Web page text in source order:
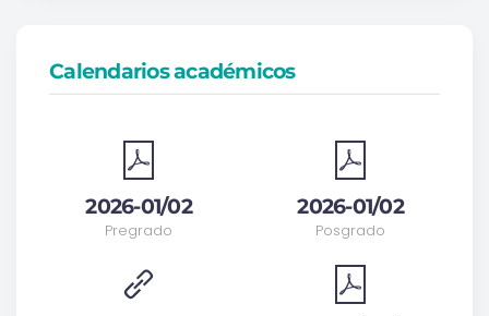
Calendarios académicos
2026-01/02
Pregrado
2026-01/02
Posgrado